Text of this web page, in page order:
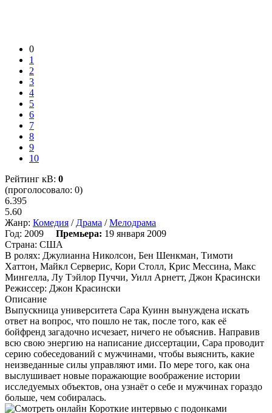
0
1
2
3
4
5
6
7
8
9
10
Рейтинг кВ: 0
(проголосовало: 0)
6.395
5.60
Жанр: Комедия / Драма /Мелодрама
Год: 2009 Премьера: 19 января 2009
Страна: США
В ролях: Джулианна Николсон, Бен Шенкман, Тимоти
Хаттон, Майкл Серверис, Кори Столл, Крис Мессина, Макс
Мингелла, Лу Тэйлор Пуччи, Уилл Арнетт, Джон Красински
Режиссер: Джон Красински
Описание
Выпускница университета Сара Куинн вынуждена искать
ответ на вопрос, что пошло не так, после того, как её
бойфренд загадочно исчезает, ничего не объяснив. Направив
всю свою энергию на написание диссертации, Сара проводит
серию собеседований с мужчинами, чтобы выяснить, какие
неизведанные силы управляют ими. По мере того, как она
выслушивает новые поражающие воображение истории
исследуемых объектов, она узнаёт о себе и мужчинах гораздо
больше, чем собиралась.